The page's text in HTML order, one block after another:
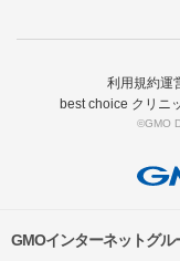
利用規約運
best choice クリニ
©GMO
GMOインターネットグ